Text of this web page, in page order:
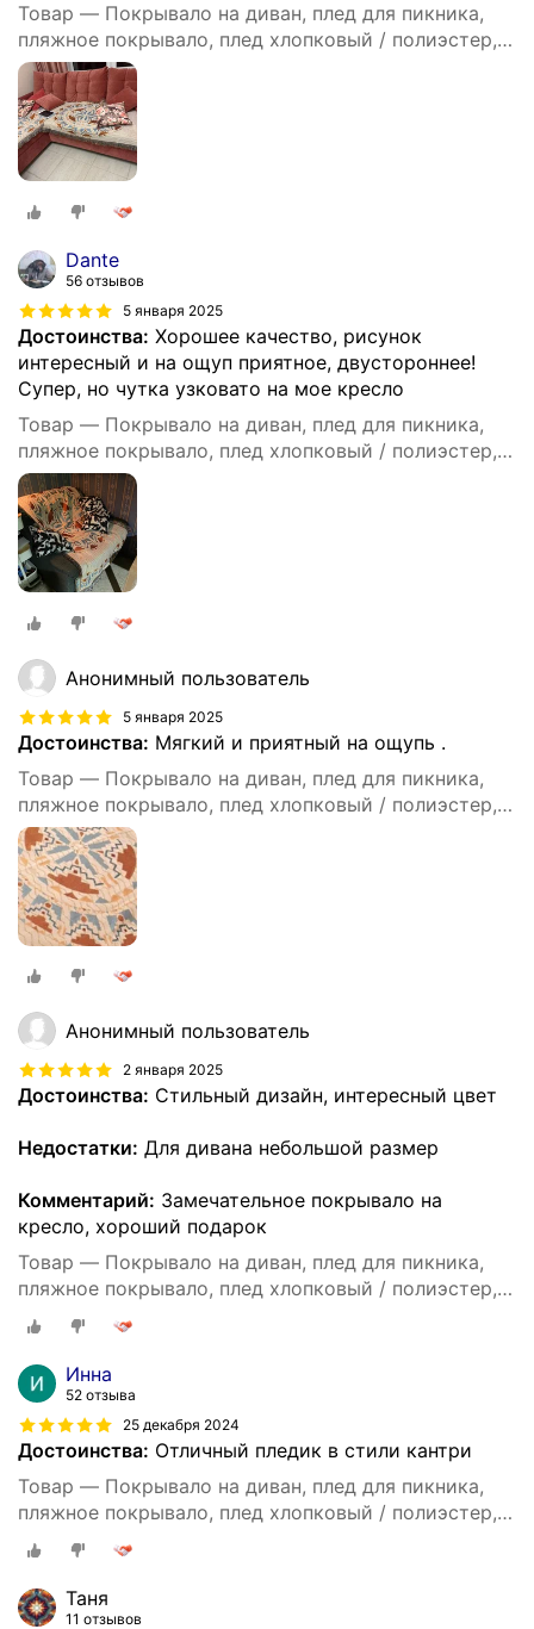
Товар — Покрывало на диван, плед для пикника,
пляжное покрывало, плед хлопковый / полиэстер,
современное покрывало для дивана в стиле INS с
цвета Моранди, размер 90X180
Dante
56 отзывов
5 января 2025
Достоинства: Хорошее качество, рисунок
интересный и на ощуп приятное, двустороннее!
Супер, но чутка узковато на мое кресло
Товар — Покрывало на диван, плед для пикника,
пляжное покрывало, плед хлопковый / полиэстер,
современное покрывало для дивана в стиле INS с
цвета Моранди, размер 90X180
Анонимный пользователь
5 января 2025
Достоинства: Мягкий и приятный на ощупь .
Товар — Покрывало на диван, плед для пикника,
пляжное покрывало, плед хлопковый / полиэстер,
современное покрывало для дивана в стиле INS с
цвета Моранди, размер 90X180
Анонимный пользователь
2 января 2025
Достоинства: Стильный дизайн, интересный цвет
Недостатки: Для дивана небольшой размер
Комментарий: Замечательное покрывало на
кресло, хороший подарок
Товар — Покрывало на диван, плед для пикника,
пляжное покрывало, плед хлопковый / полиэстер,
современное покрывало для дивана в стиле INS с
цвета Моранди, размер 90X180
Инна
52 отзыва
25 декабря 2024
Достоинства: Отличный пледик в стили кантри
Товар — Покрывало на диван, плед для пикника,
пляжное покрывало, плед хлопковый / полиэстер,
современное покрывало для дивана в стиле INS с
цвета Моранди, размер 90X180
Таня
11 отзывов